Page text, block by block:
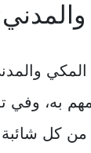
المكي
به، وفي
كل